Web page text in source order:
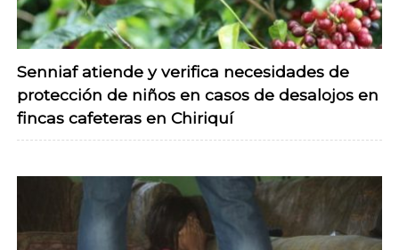
Senniaf atiende y verifica necesidades de
protección de niños en casos de desalojos en
fincas cafeteras en Chiriquí